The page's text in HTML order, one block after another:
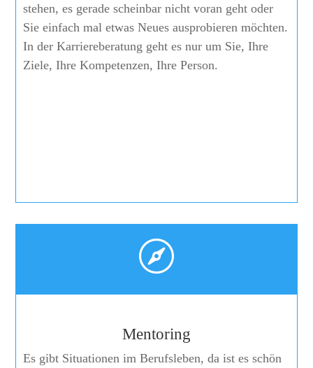
stehen, es gerade scheinbar nicht voran geht oder
Sie einfach mal etwas Neues ausprobieren möchten.
In der Karriereberatung geht es nur um Sie, Ihre
Ziele, Ihre Kompetenzen, Ihre Person.

Mentoring
Es gibt Situationen im Berufsleben, da ist es schön